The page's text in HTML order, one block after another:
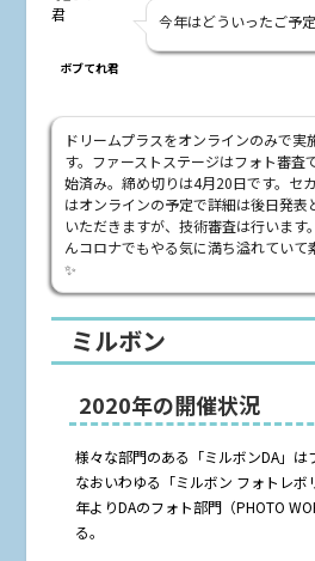
ボブてれ君
今年はどういったご予
ドリームプラスをオンラインのみで実
す。ファーストステージはフォト審査
始済み。締め切りは4月20日です。セ
はオンラインの予定で詳細は後日発表
いただきますが、技術審査は行います
んコロナでもやる気に満ち溢れていて
✨
ミルボン
2020年の開催状況
様々な部門のある「ミルボンDA」は
なおいわゆる「ミルボン フォトレ
年よりDAのフォト部門（PHOTO
る。